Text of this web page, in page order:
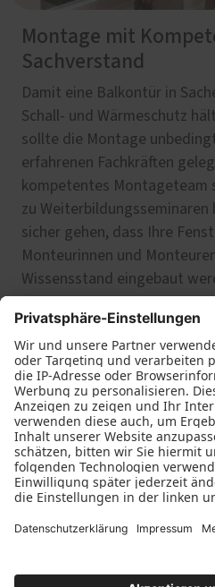
Montage mit
Sachverstand
Damit eine Balkontür in
Schall- und Wärmeschutz
sollte die Montage
erfahrenen Fachkräften
kompetentes Montageteam
zu Weiterbildungsseminaren
sicher gehen, dass Ihre
Monteurinnen und
Wissensstand eingebaut